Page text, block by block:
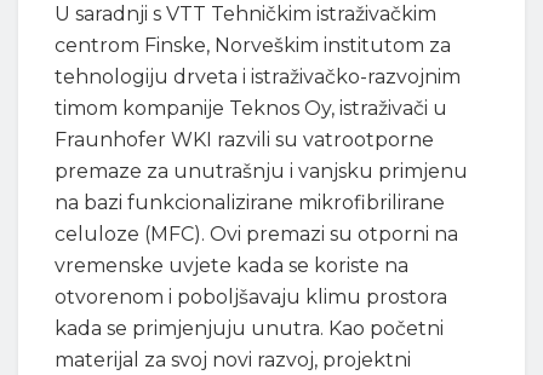
U saradnji s VTT Tehničkim istraživačkim
centrom Finske, Norveškim institutom za
tehnologiju drveta i istraživačko-razvojnim
timom kompanije Teknos Oy, istraživači u
Fraunhofer WKI razvili su vatrootporne
premaze za unutrašnju i vanjsku primjenu
na bazi funkcionalizirane mikrofibrilirane
celuloze (MFC). Ovi premazi su otporni na
vremenske uvjete kada se koriste na
otvorenom i poboljšavaju klimu prostora
kada se primjenjuju unutra. Kao početni
materijal za svoj novi razvoj, projektni